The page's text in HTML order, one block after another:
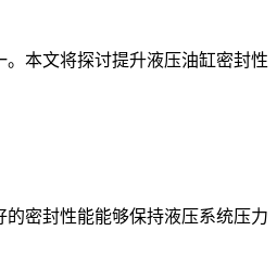
本文将探讨提升液压油缸密封性
密封性能能够保持液压系统压力